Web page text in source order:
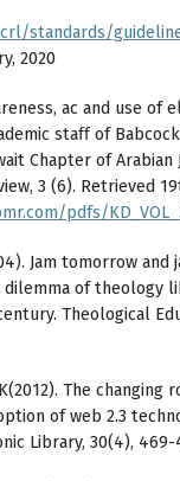
standards/
2020
ac and use of
staﬀ of
Chapter of Arabian
3 (6). Retrieved
pdfs/
Jam tomorrow
dilemma of theology
Theological
The changing
of web 2.3
Library, 30(4), 469-